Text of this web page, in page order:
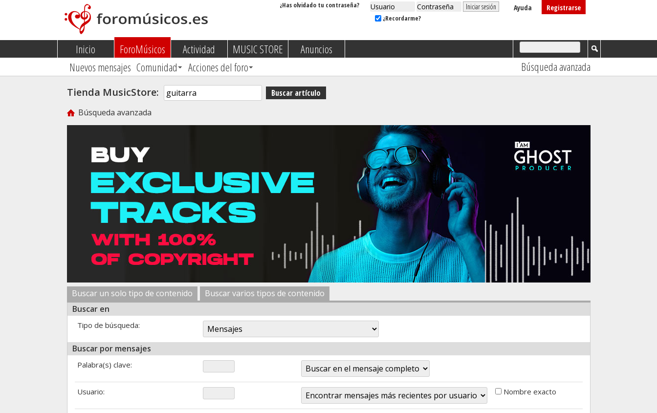
Registrarse
Ayuda
¿Recordarme?
¿Has olvidado tu contraseña?
Inicio
ForoMúsicos
Nuevos mensajes Comunidad Acciones del foro
Actividad MUSIC STORE
Anuncios
Búsqueda avanzada
Tienda MusicStore:
Búsqueda avanzada
Buscar un solo tipo de contenido
Buscar varios tipos de contenido
Buscar en
Tipo de búsqueda:
Buscar por mensajes
Palabra(s) clave:
Usuario: Nombre exacto